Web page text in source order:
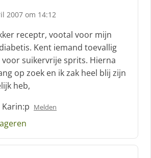
2007 om 14:12
receptr, vootal voor mijn
Kent iemand toevallig
suikervrije sprits. Hierna
op zoek en ik zak heel blij zijn
heb,
Melden